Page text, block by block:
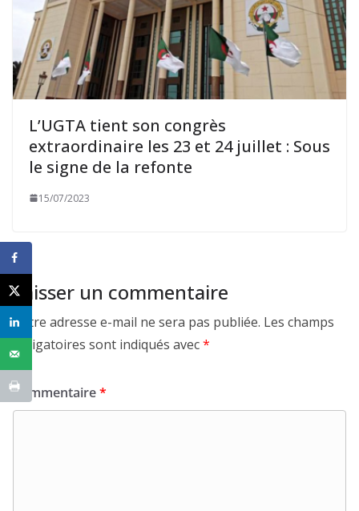
L’UGTA tient son congrès
extraordinaire les 23 et 24 juillet : Sous
le signe de la refonte
15/07/2023
Laisser un commentaire
Votre adresse e-mail ne sera pas publiée. Les champs
obligatoires sont indiqués avec*
Commentaire*